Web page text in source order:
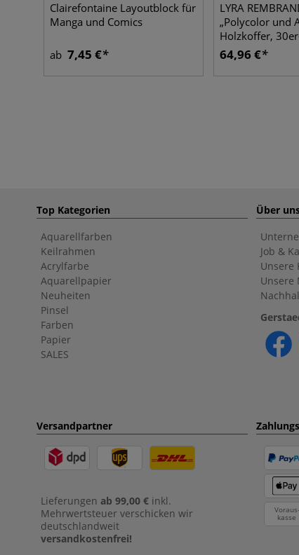
Clairefontaine Layoutblock für
Manga und Comics
ab 7,45 €
LYRA
„Polycolor und
Holzkoffer,
64,96 €
Top Kategorien
Aquarellfarben
Keilrahmen
Acrylfarbe
Aquarellpapier
Neuheiten
Pinsel
Farben
Papier
SALES
Über
Job &
Unsere
Unsere
Versandpartner
Lieferungen ab 99,00 € inkl.
Mehrwertsteuer verschicken wir
deutschlandweit
versandkostenfrei!
Voraus-
kasse